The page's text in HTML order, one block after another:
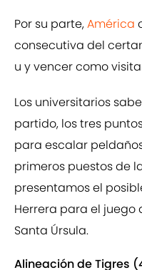
Por su parte,América
consecutiva del
u y vencer como
Los universitarios
partido, los tres
para escalar
primeros puestos de
presentamos el
Herrera para el juego
Santa Úrsula.
Alineación de Tigres